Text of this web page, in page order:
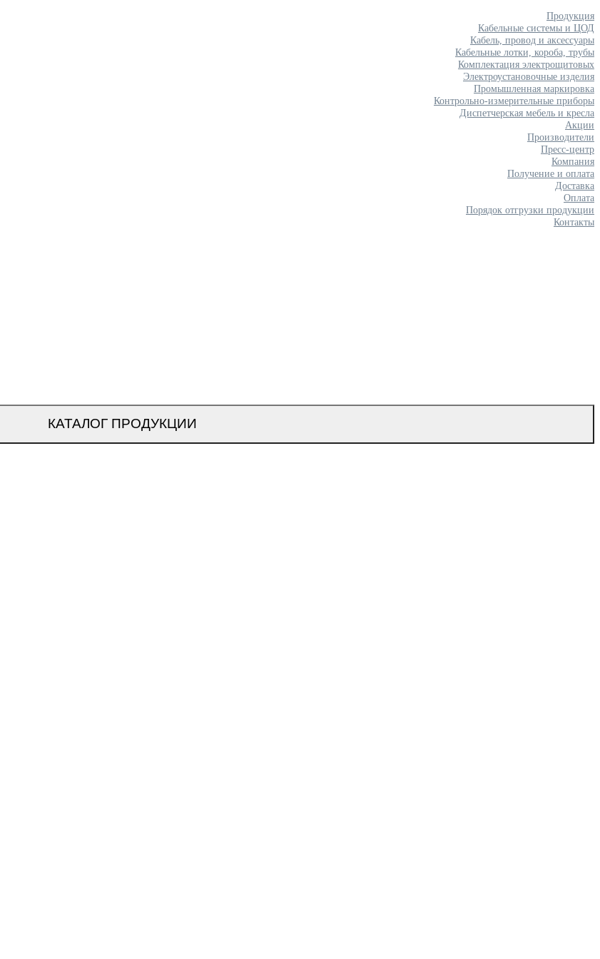
Продукция
Кабельные системы и ЦОД
Кабель, провод и аксессуары
Кабельные лотки, короба, трубы
Комплектация электрощитовых
Электроустановочные изделия
Промышленная маркировка
Контрольно-измерительные приборы
Диспетчерская мебель и кресла
Акции
Производители
Пресс-центр
Компания
Получение и оплата
Доставка
Оплата
Порядок отгрузки продукции
Контакты
КАТАЛОГ ПРОДУКЦИИ